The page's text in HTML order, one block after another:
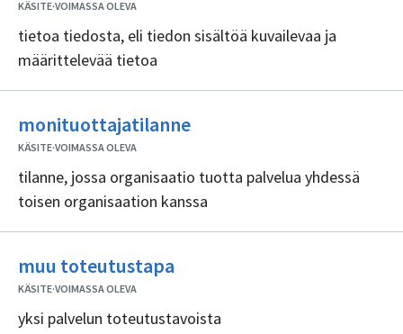
KÄSITE·VOIMASSA OLEVA
tietoa tiedosta, eli tiedon sisältöä kuvailevaa ja
määrittelevää tietoa
monituottajatilanneEi
KÄSITE·VOIMASSA OLEVA
tilanne, jossa organisaatio tuotta palvelua yhdessä
toisen organisaation kanssa
muu toteutustapa
KÄSITE·VOIMASSA OLEVA
yksi palvelun toteutustavoista